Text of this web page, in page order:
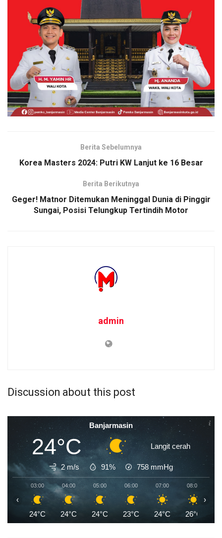
Berita Sebelumnya
Korea Masters 2024: Putri KW Lanjut ke 16 Besar
Berita Berikutnya
Geger! Matnor Ditemukan Meninggal Dunia di Pinggir
Sungai, Posisi Telungkup Tertindih Motor
admin
Discussion about this post
Banjarmasin
24°C Langit cerah
2 m/s 91% 758 mmHg
03:00
24°C
04:00
24°C
05:00
24°C
06:00
23°C
07:00
24°C
08:00
26°C
‹ ›